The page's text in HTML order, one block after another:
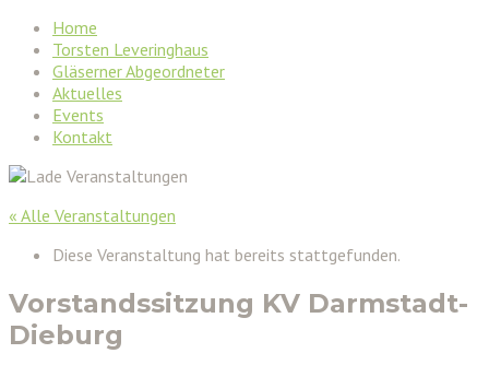
Home
Torsten Leveringhaus
Gläserner Abgeordneter
Aktuelles
Events
Kontakt
« Alle Veranstaltungen
Diese Veranstaltung hat bereits stattgefunden.
Vorstandssitzung KV Darmstadt-
Dieburg